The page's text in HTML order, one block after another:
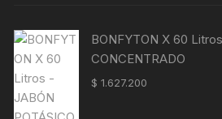
BONFYTON X 60
CONCENTRADO
$ 1.627.200